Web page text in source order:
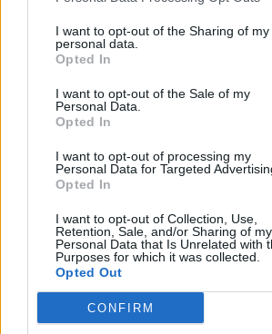
I want to opt-out of the Sharing of my
personal data.
Opted In
I want to opt-out of the Sale of my
Personal Data.
Opted In
I want to opt-out of processing my
Personal Data for Targeted
Opted In
I want to opt-out of Collection, Use,
Retention, Sale, and/or Sharing of my
Personal Data that Is Unrelated with
Purposes for which it was collected.
Opted Out
CONFIRM
L’effetto domino scatenato dal possibile
Alvarez all’Arsenal rischia di travolgere
Barcellona. I catalani, beffati dal blitz dei
correre ai ripari. Secondo quanto riferito
Continued
L’investitura di Henry e i
perché tutti vogliono Eli
Junior Kroupi
01 Giugno 2026
Il calciomercato internazionale ha un
oggetto del desiderio. Si infittisce sempre
corteggiatori per la stellina Eli Junior